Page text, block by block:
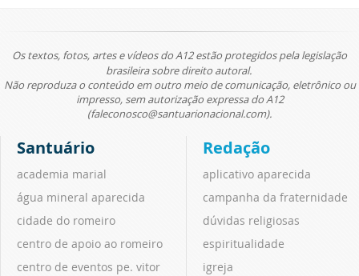
Os textos, fotos, artes e vídeos do A12 estão protegidos pela legislação
brasileira sobre direito autoral.
Não reproduza o conteúdo em outro meio de comunicação, eletrônico ou
impresso, sem autorização expressa do A12
(faleconosco@santuarionacional.com).
Santuário
academia marial
água mineral aparecida
cidade do romeiro
centro de apoio ao romeiro
centro de eventos pe. vitor
Redação
aplicativo aparecida
campanha da fraternidade
dúvidas religiosas
espiritualidade
igreja